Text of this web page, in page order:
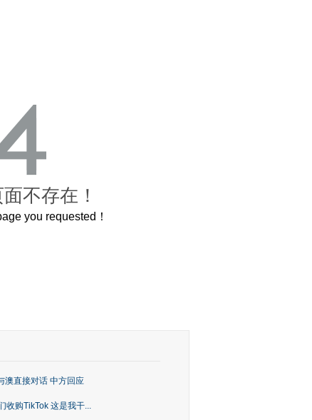
不存在！
you requested！
澳直接对话 中方回应
收购TikTok 这是我干...